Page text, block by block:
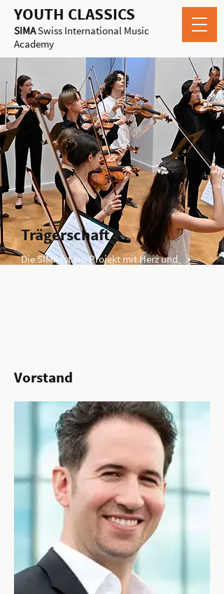
YOUTH CLASSICS
SIMASwiss International Music
Academy
Trägerschaft
Die SIMA ist ein Projekt mit Herz und
Vorstand